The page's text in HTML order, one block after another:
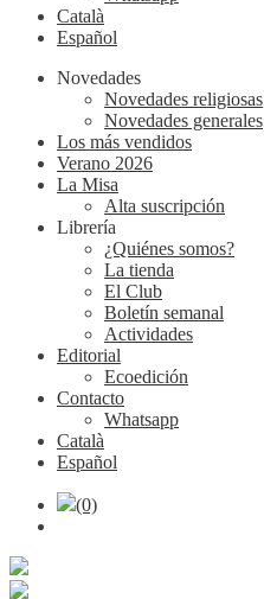
Català
Español
Novedades
Novedades religiosas
Novedades generales
Los más vendidos
Verano 2026
La Misa
Alta suscripción
Librería
¿Quiénes somos?
La tienda
El Club
Boletín semanal
Actividades
Editorial
Ecoedición
Contacto
Whatsapp
Català
Español
(0)